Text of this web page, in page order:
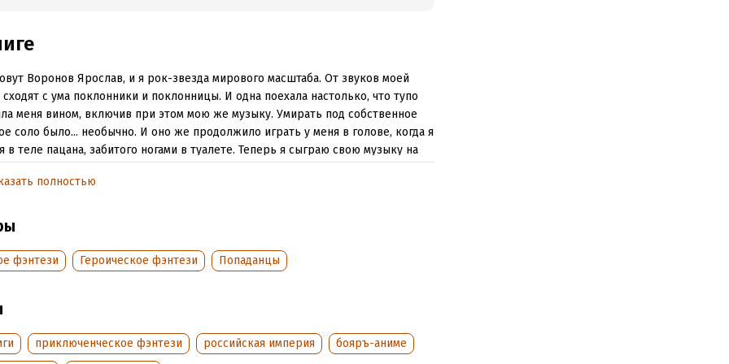
Воронов Ярослав, и я рок-звезда мирового масштаба. От звуков моей
сходят с ума поклонники и поклонницы. И одна поехала настолько, что тупо
меня вином, включив при этом мою же музыку. Умирать под собственное
соло было... необычно. И оно же продолжило играть у меня в голове, когда я
в теле пацана, забитого ногами в туалете. Теперь я сыграю свою музыку на
информация
405510
полностью
фэнтези Героическое фэнтези Попаданцы
приключенческое фэнтези российская империя
бояръ-аниме